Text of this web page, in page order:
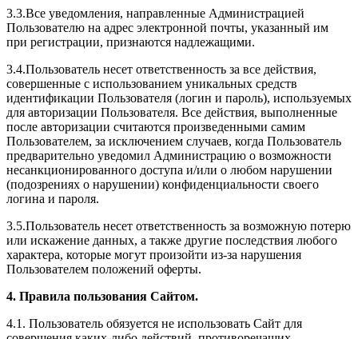
3.3.Все уведомления, направленные Администрацией
Пользователю на адрес электронной почты, указанный им
при регистрации, признаются надлежащими.
3.4.Пользователь несет ответственность за все действия,
совершенные с использованием уникальных средств
идентификации Пользователя (логин и пароль), используемых
для авторизации Пользователя. Все действия, выполненные
после авторизации считаются произведенными самим
Пользователем, за исключением случаев, когда Пользователь
предварительно уведомил Администрацию о возможности
несанкционированного доступа и/или о любом нарушении
(подозрениях о нарушении) конфиденциальности своего
логина и пароля.
3.5.Пользователь несет ответственность за возможную потерю
или искажение данных, а также другие последствия любого
характера, которые могут произойти из-за нарушения
Пользователем положений оферты.
4. Правила пользования Сайтом.
4.1. Пользователь обязуется не использовать Сайт для